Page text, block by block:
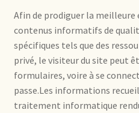
Afin de prodiguer la meilleure
contenus informatifs de
spécifiques tels que des
privé, le visiteur du site peut
formulaires, voire à se
passe.Les informations
traitement informatique